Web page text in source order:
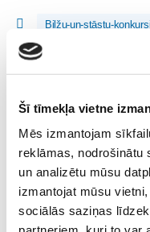
Šī tīmekļa vietne
Mēs izmantojam
reklāmas, nodrošinātu
un analizētu mūsu
izmantojat mūsu
sociālās saziņas
Bilžu-un-stāstu-konkursi
Piesaki savu bērnu
manā kārbiņā"